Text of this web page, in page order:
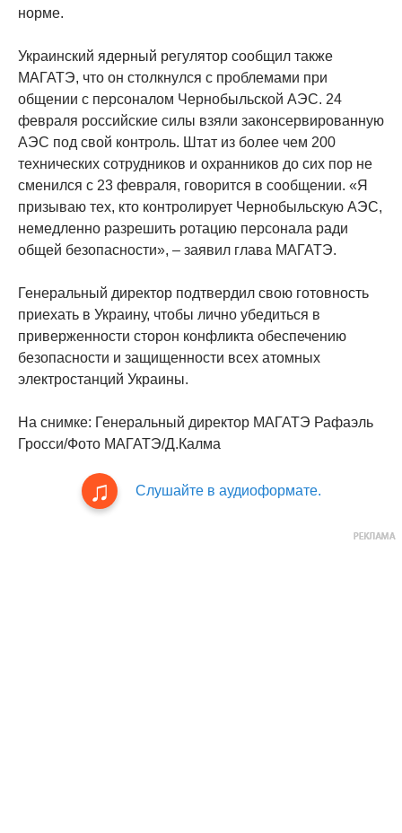
норме.
Украинский ядерный регулятор сообщил также
МАГАТЭ, что он столкнулся с проблемами при
общении с персоналом Чернобыльской АЭС. 24
февраля российские силы взяли законсервированную
АЭС под свой контроль. Штат из более чем 200
технических сотрудников и охранников до сих пор не
сменился с 23 февраля, говорится в сообщении. «Я
призываю тех, кто контролирует Чернобыльскую АЭС,
немедленно разрешить ротацию персонала ради
общей безопасности», – заявил глава МАГАТЭ.
Генеральный директор подтвердил свою готовность
приехать в Украину, чтобы лично убедиться в
приверженности сторон конфликта обеспечению
безопасности и защищенности всех атомных
электростанций Украины.
На снимке: Генеральный директор МАГАТЭ Рафаэль
Гросси/Фото МАГАТЭ/Д.Калма
Слушайте в аудиоформате.